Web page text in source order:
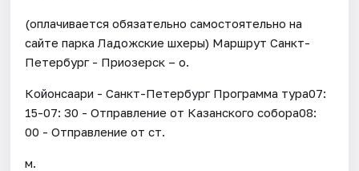
(оплачивается обязательно самостоятельно на
сайте парка Ладожские шхеры) Маршрут Санкт-
Петербург - Приозерск – о.
Койонсаари - Санкт-Петербург Программа тура07:
15-07: 30 - Отправление от Казанского собора08:
00 - Отправление от ст.
м.